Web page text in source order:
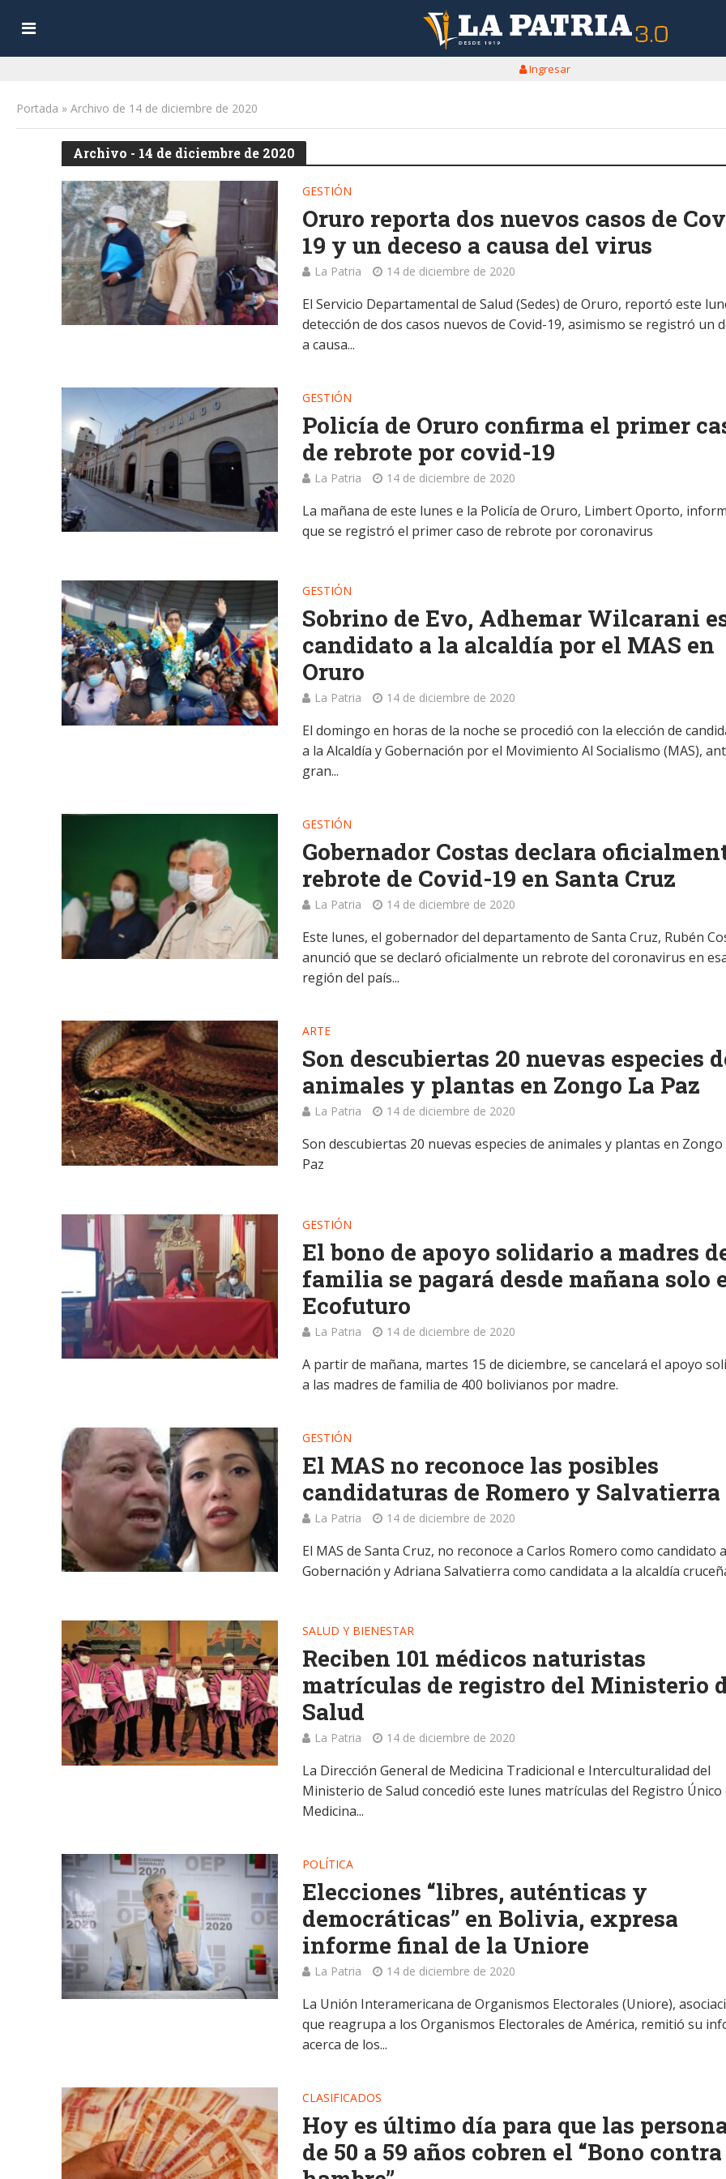
Ingresar
Portada » Archivo de 14 de diciembre de 2020
Archivo - 14 de diciembre de 2020
GESTIÓN
Oruro reporta dos nuevos casos de
19 y un deceso a causa del virus
La Patria 14 de diciembre de 2020
El Servicio Departamental de Salud (Sedes) de Oruro, reportó este
detección de dos casos nuevos de Covid-19, asimismo se registró un
a causa...
GESTIÓN
Policía de Oruro confirma el primer
de rebrote por covid-19
La Patria 14 de diciembre de 2020
La mañana de este lunes e la Policía de Oruro, Limbert Oporto,
que se registró el primer caso de rebrote por coronavirus
GESTIÓN
Sobrino de Evo, Adhemar Wilcarani
candidato a la alcaldía por el MAS en
Oruro
La Patria 14 de diciembre de 2020
El domingo en horas de la noche se procedió con la elección de
a la Alcaldía y Gobernación por el Movimiento Al Socialismo (MAS),
gran...
GESTIÓN
Gobernador Costas declara
rebrote de Covid-19 en Santa Cruz
La Patria 14 de diciembre de 2020
Este lunes, el gobernador del departamento de Santa Cruz, Rubén
anunció que se declaró oficialmente un rebrote del coronavirus en
región del país...
ARTE
Son descubiertas 20 nuevas especies
animales y plantas en Zongo La Paz
La Patria 14 de diciembre de 2020
Son descubiertas 20 nuevas especies de animales y plantas en Zongo
Paz
GESTIÓN
El bono de apoyo solidario a madres
familia se pagará desde mañana solo
Ecofuturo
La Patria 14 de diciembre de 2020
A partir de mañana, martes 15 de diciembre, se cancelará el apoyo
a las madres de familia de 400 bolivianos por madre.
GESTIÓN
El MAS no reconoce las posibles
candidaturas de Romero y Salvatierra
La Patria 14 de diciembre de 2020
El MAS de Santa Cruz, no reconoce a Carlos Romero como candidato
Gobernación y Adriana Salvatierra como candidata a la alcaldía
SALUD Y BIENESTAR
Reciben 101 médicos naturistas
matrículas de registro del Ministerio
Salud
La Patria 14 de diciembre de 2020
La Dirección General de Medicina Tradicional e Interculturalidad del
Ministerio de Salud concedió este lunes matrículas del Registro Único
Medicina...
POLÍTICA
Elecciones “libres, auténticas y
democráticas” en Bolivia, expresa
informe final de la Uniore
La Patria 14 de diciembre de 2020
La Unión Interamericana de Organismos Electorales (Uniore),
que reagrupa a los Organismos Electorales de América, remitió su
acerca de los...
CLASIFICADOS
Hoy es último día para que las
de 50 a 59 años cobren el “Bono